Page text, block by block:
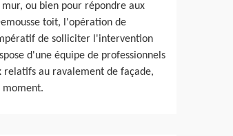
ou bien pour répondre aux
toit, l'opération de
de solliciter l'intervention
d'une équipe de professionnels
relatifs au ravalement de façade,
moment.